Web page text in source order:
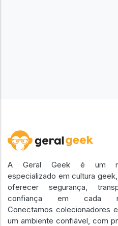
A Geral Geek é um
especializado em cultura
oferecer segurança,
confiança em cada
Conectamos colecionadores
um ambiente confiável, com